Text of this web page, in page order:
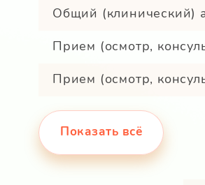
Общий (клинический)
Прием (осмотр,
Прием (осмотр,
Показать всё